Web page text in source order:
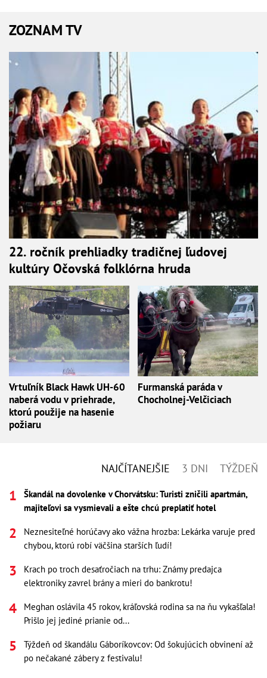
ZOZNAM TV
22. ročník prehliadky tradičnej ľudovej
kultúry Očovská folklórna hruda
Vrtuľník Black Hawk UH-60
naberá vodu v priehrade,
ktorú použije na hasenie
požiaru
Furmanská paráda v
Chocholnej-Velčiciach
NAJČÍTANEJŠIE 3 DNI TÝŽDEŇ
Škandál na dovolenke v Chorvátsku: Turisti zničili apartmán,
majiteľovi sa vysmievali a ešte chcú preplatiť hotel
Neznesiteľné horúčavy ako vážna hrozba: Lekárka varuje pred
chybou, ktorú robí väčšina starších ľudí!
Krach po troch desaťročiach na trhu: Známy predajca
elektroniky zavrel brány a mieri do bankrotu!
Meghan oslávila 45 rokov, kráľovská rodina sa na ňu vykašľala!
Prišlo jej jediné prianie od...
Týždeň od škandálu Gáboríkovcov: Od šokujúcich obvinení až
po nečakané zábery z festivalu!